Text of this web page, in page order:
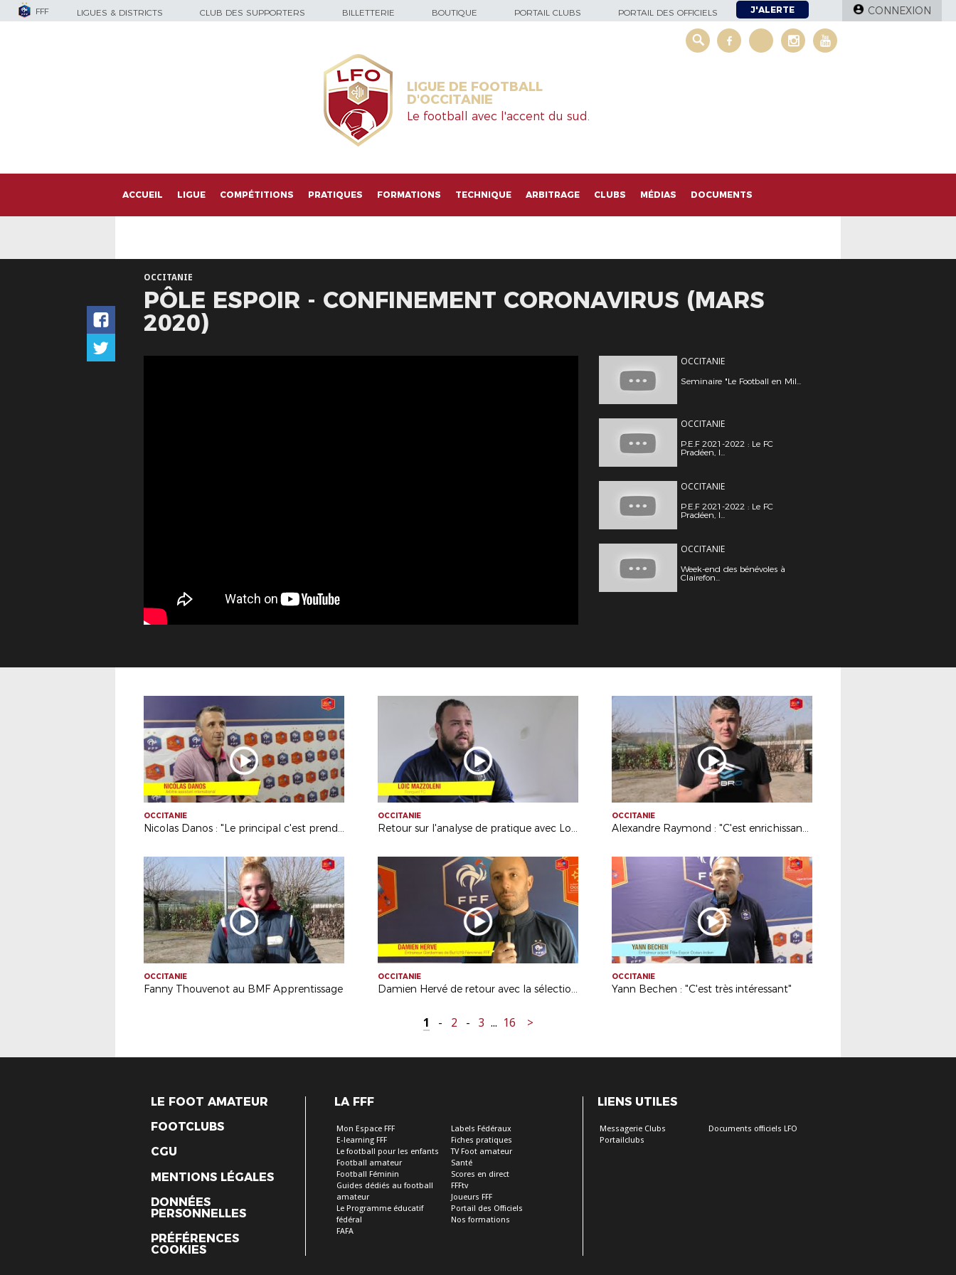
FFF LIGUES & DISTRICTS CLUB DES SUPPORTERS BILLETTERIE BOUTIQUE PORTAIL CLUBS PORTAIL DES OFFICIELS J'ALERTE CONNEXION
LIGUE DE FOOTBALL
D'OCCITANIE
Le football avec l'accent du sud.
ACCUEIL LIGUE COMPÉTITIONS PRATIQUES FORMATIONS TECHNIQUE ARBITRAGE CLUBS MÉDIAS DOCUMENTS
OCCITANIE
PÔLE ESPOIR - CONFINEMENT CORONAVIRUS (MARS
2020)
OCCITANIE
Seminaire "Le Football en Mil...
OCCITANIE
P.E.F 2021-2022 : Le FC
Pradéen, l...
OCCITANIE
P.E.F 2021-2022 : Le FC
Pradéen, l...
OCCITANIE
Week-end des bénévoles à
Clairefon...
OCCITANIE
Nicolas Danos : "Le principal c'est prendre du plaisir"
OCCITANIE
Retour sur l'analyse de pratique avec Loïc Mazzoleni
OCCITANIE
Alexandre Raymond : "C'est enrichissant et intéressant"
OCCITANIE
Fanny Thouvenot au BMF Apprentissage
OCCITANIE
Damien Hervé de retour avec la sélection nationale U19F
OCCITANIE
Yann Bechen : "C'est très intéressant"
1 - 2 - 3 ... 16 >
LE FOOT AMATEUR
FOOTCLUBS
CGU
MENTIONS LÉGALES
DONNÉES
PERSONNELLES
PRÉFÉRENCES
COOKIES
LA FFF
Mon Espace FFF
E-learning FFF
Le football pour les enfants
Football amateur
Football Féminin
Guides dédiés au football
amateur
Le Programme éducatif
fédéral
FAFA
Labels Fédéraux
Fiches pratiques
TV Foot amateur
Santé
Scores en direct
FFFtv
Joueurs FFF
Portail des Officiels
Nos formations
LIENS UTILES
Messagerie Clubs
Portailclubs
Documents officiels LFO